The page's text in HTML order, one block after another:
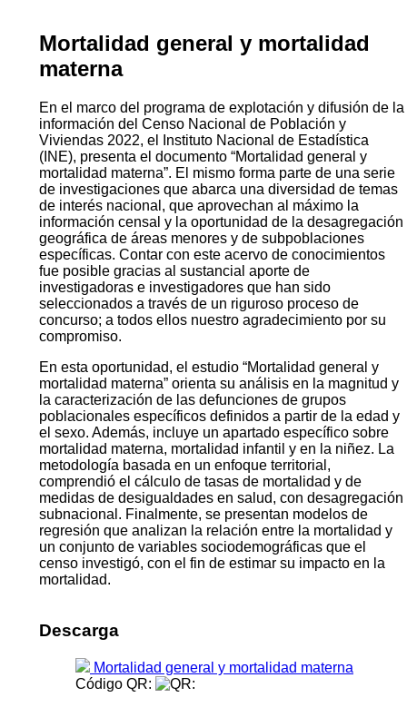
Mortalidad general y mortalidad
materna
En el marco del programa de explotación y difusión de la
información del Censo Nacional de Población y
Viviendas 2022, el Instituto Nacional de Estadística
(INE), presenta el documento “Mortalidad general y
mortalidad materna”. El mismo forma parte de una serie
de investigaciones que abarca una diversidad de temas
de interés nacional, que aprovechan al máximo la
información censal y la oportunidad de la desagregación
geográfica de áreas menores y de subpoblaciones
específicas. Contar con este acervo de conocimientos
fue posible gracias al sustancial aporte de
investigadoras e investigadores que han sido
seleccionados a través de un riguroso proceso de
concurso; a todos ellos nuestro agradecimiento por su
compromiso.
En esta oportunidad, el estudio “Mortalidad general y
mortalidad materna” orienta su análisis en la magnitud y
la caracterización de las defunciones de grupos
poblacionales específicos definidos a partir de la edad y
el sexo. Además, incluye un apartado específico sobre
mortalidad materna, mortalidad infantil y en la niñez. La
metodología basada en un enfoque territorial,
comprendió el cálculo de tasas de mortalidad y de
medidas de desigualdades en salud, con desagregación
subnacional. Finalmente, se presentan modelos de
regresión que analizan la relación entre la mortalidad y
un conjunto de variables sociodemográficas que el
censo investigó, con el fin de estimar su impacto en la
mortalidad.
Descarga
Mortalidad general y mortalidad materna
Código QR: